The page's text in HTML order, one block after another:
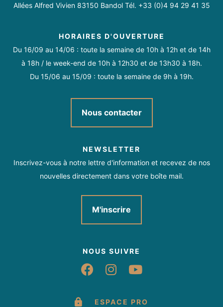
Allées Alfred Vivien 83150 Bandol Tél. +33 (0)4 94 29 41 35
HORAIRES D'OUVERTURE
Du 16/09 au 14/06 : toute la semaine de 10h à 12h et de 14h
à 18h / le week-end de 10h à 12h30 et de 13h30 à 18h.
Du 15/06 au 15/09 : toute la semaine de 9h à 19h.
Nous contacter
NEWSLETTER
Inscrivez-vous à notre lettre d'information et recevez de nos
nouvelles directement dans votre boîte mail.
M'inscrire
NOUS SUIVRE
Suivez-nous sur
Suivez-nous sur
Suivez-nous
ESPACE PRO